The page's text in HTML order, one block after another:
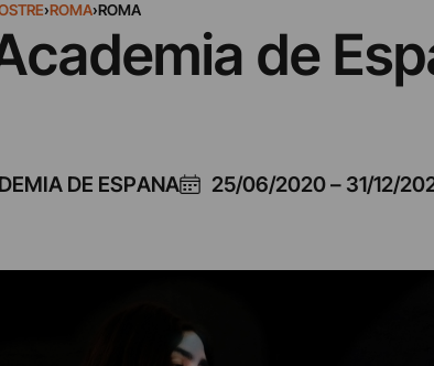
›ROMA›ROMA
de
DE ESPANA 25/06/2020– 31/12/